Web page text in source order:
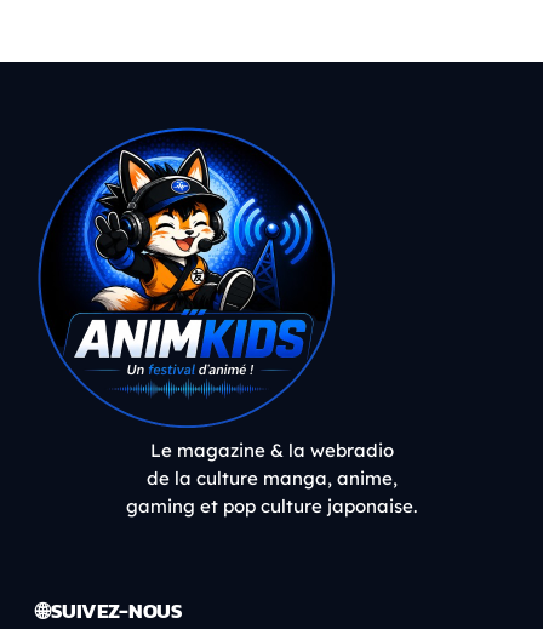
Le magazine & la webradio
de la culture manga, anime,
gaming et pop culture japonaise.
🌐 SUIVEZ-NOUS